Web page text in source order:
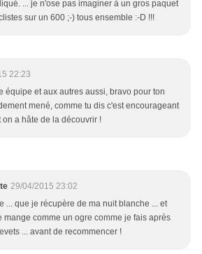
... je n'ose pas imaginer à un gros paquet
sur un 600 ;-) tous ensemble :-D !!!
22:23
équipe et aux autres aussi, bravo pour ton
mené, comme tu dis c'est encourageant
on a hâte de la découvrir !
29/04/2015 23:02
... que je récupère de ma nuit blanche ... et
mange comme un ogre comme je fais après
... avant de recommencer !